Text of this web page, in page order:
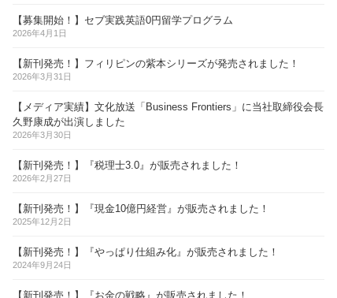
【募集開始！】セブ実践英語0円留学プログラム
2026年4月1日
【新刊発売！】フィリピンの紫本シリーズが発売されました！
2026年3月31日
【メディア実績】文化放送「Business Frontiers」に当社取締役会長
久野康成が出演しました
2026年3月30日
【新刊発売！】『税理士3.0』が販売されました！
2026年2月27日
【新刊発売！】『現金10億円経営』が販売されました！
2025年12月2日
【新刊発売！】『やっぱり仕組み化』が販売されました！
2024年9月24日
【新刊発売！】『お金の戦略』が販売されました！